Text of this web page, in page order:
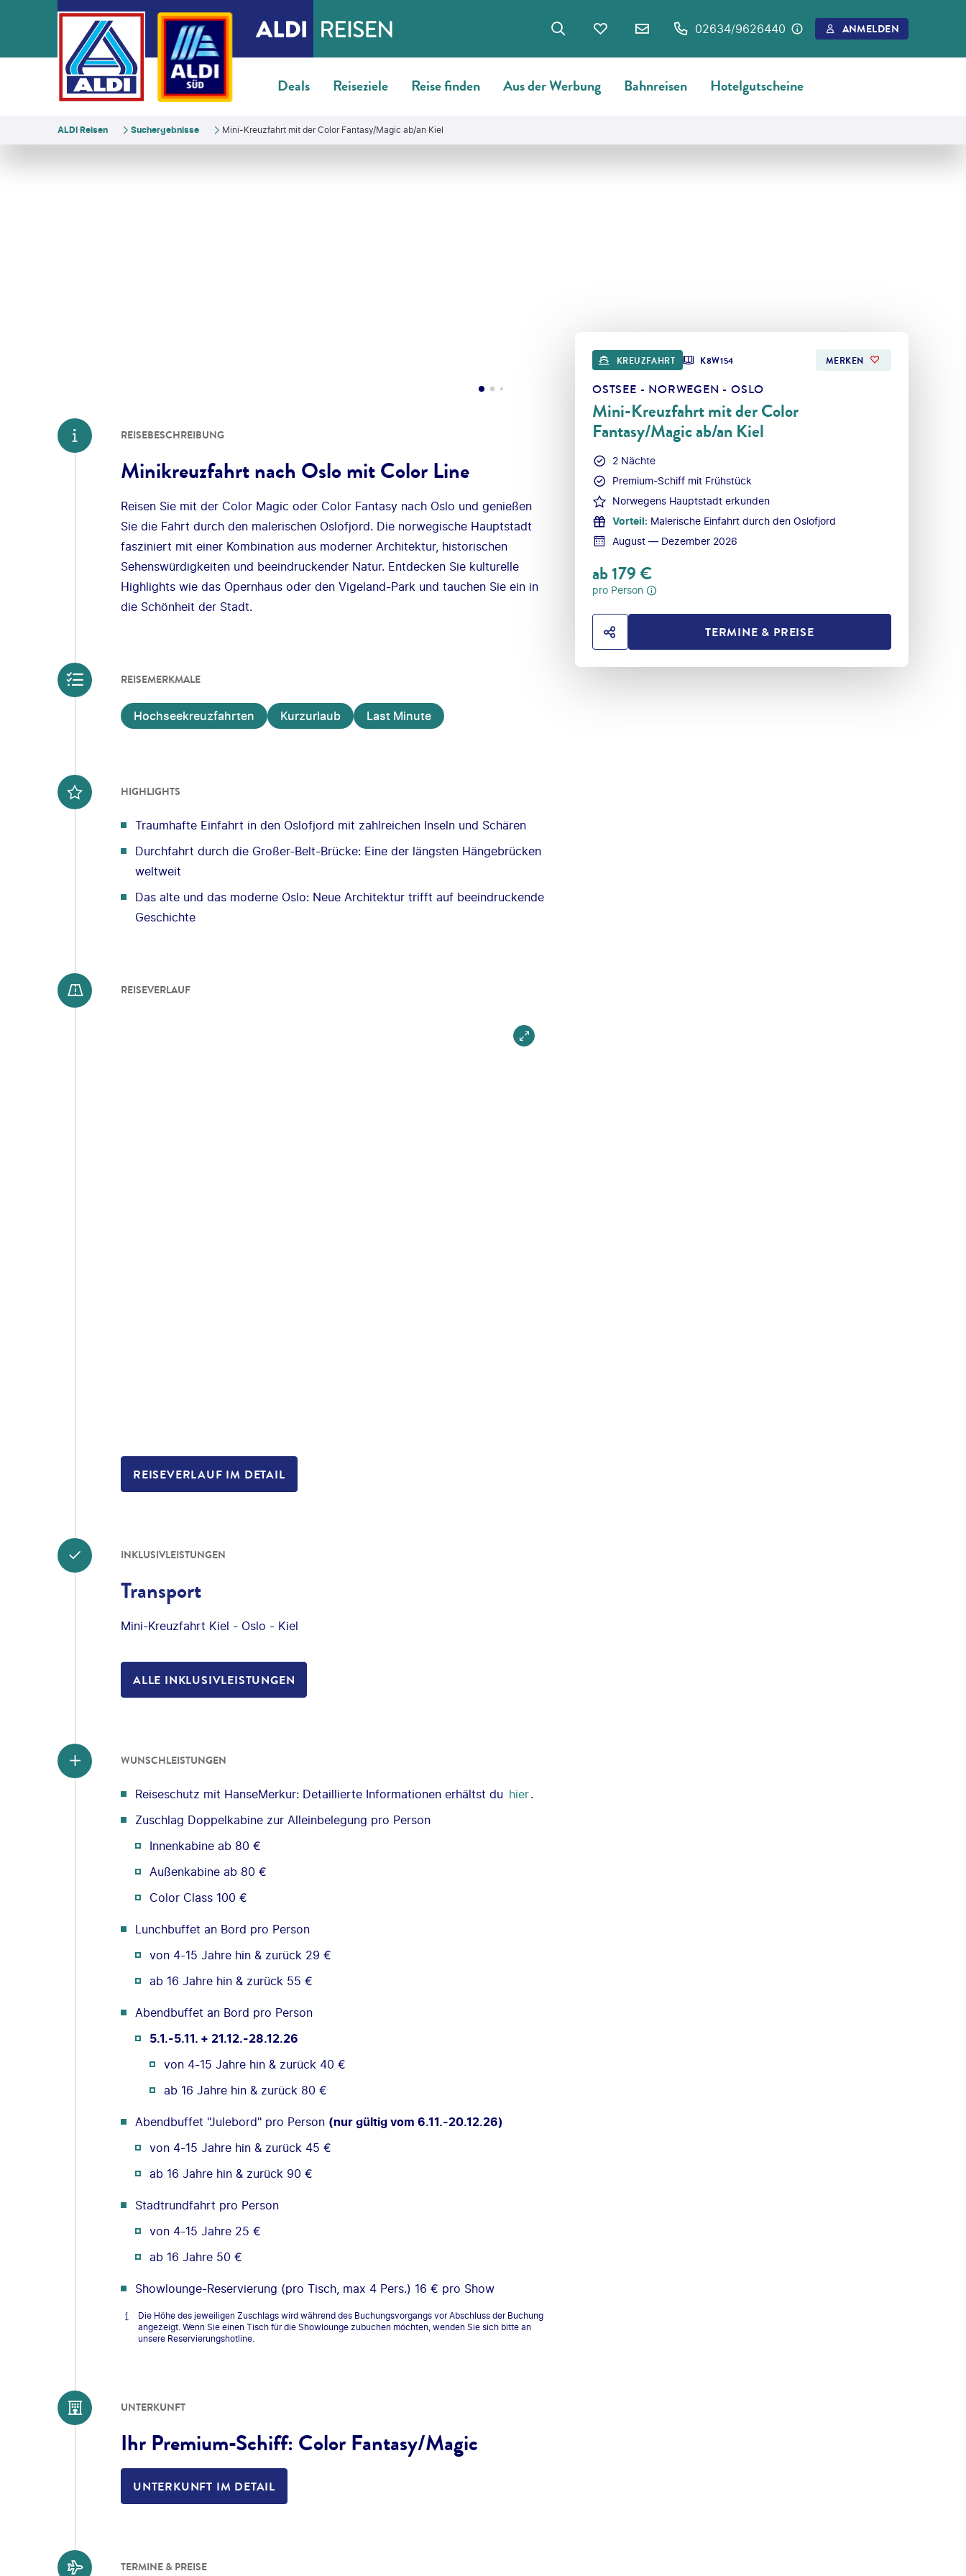
02634/9626440 ANMELDEN
Deals Reiseziele Reise finden Aus der Werbung Bahnreisen Hotelgutscheine
ALDI Reisen Suchergebnisse Mini-Kreuzfahrt mit der Color Fantasy/Magic ab/an Kiel
KREUZFAHRT K8W154 MERKEN
OSTSEE - NORWEGEN - OSLO
Mini-Kreuzfahrt mit der Color
Fantasy/Magic ab/an Kiel
2 Nächte
Premium-Schiff mit Frühstück
Norwegens Hauptstadt erkunden
Vorteil: Malerische Einfahrt durch den Oslofjord
August — Dezember 2026
ab179€
pro Person
TERMINE & PREISE
REISEBESCHREIBUNG
Minikreuzfahrt nach Oslo mit Color Line
Reisen Sie mit der Color Magic oder Color Fantasy nach Oslo und genießen
Sie die Fahrt durch den malerischen Oslofjord. Die norwegische Hauptstadt
fasziniert mit einer Kombination aus moderner Architektur, historischen
Sehenswürdigkeiten und beeindruckender Natur. Entdecken Sie kulturelle
Highlights wie das Opernhaus oder den Vigeland-Park und tauchen Sie ein in
die Schönheit der Stadt.
REISEMERKMALE
Hochseekreuzfahrten Kurzurlaub Last Minute
HIGHLIGHTS
Traumhafte Einfahrt in den Oslofjord mit zahlreichen Inseln und Schären
Durchfahrt durch die Großer-Belt-Brücke: Eine der längsten Hängebrücken
weltweit
Das alte und das moderne Oslo: Neue Architektur trifft auf beeindruckende
Geschichte
REISEVERLAUF
REISEVERLAUF IM DETAIL
INKLUSIVLEISTUNGEN
Transport
Mini-Kreuzfahrt Kiel - Oslo - Kiel
ALLE INKLUSIVLEISTUNGEN
WUNSCHLEISTUNGEN
Reiseschutz mit HanseMerkur: Detaillierte Informationen erhältst du hier .
Zuschlag Doppelkabine zur Alleinbelegung pro Person
Innenkabine ab 80 €
Außenkabine ab 80 €
Color Class 100 €
Lunchbuffet an Bord pro Person
von 4-15 Jahre hin & zurück 29 €
ab 16 Jahre hin & zurück 55 €
Abendbuffet an Bord pro Person
5.1.-5.11. + 21.12.-28.12.26
von 4-15 Jahre hin & zurück 40 €
ab 16 Jahre hin & zurück 80 €
Abendbuffet "Julebord" pro Person (nur gültig vom 6.11.-20.12.26)
von 4-15 Jahre hin & zurück 45 €
ab 16 Jahre hin & zurück 90 €
Stadtrundfahrt pro Person
von 4-15 Jahre 25 €
ab 16 Jahre 50 €
Showlounge-Reservierung (pro Tisch, max 4 Pers.) 16 € pro Show
Die Höhe des jeweiligen Zuschlags wird während des Buchungsvorgangs vor Abschluss der Buchung
angezeigt. Wenn Sie einen Tisch für die Showlounge zubuchen möchten, wenden Sie sich bitte an
unsere Reservierungshotline.
UNTERKUNFT
Ihr Premium-Schiff: Color Fantasy/Magic
UNTERKUNFT IM DETAIL
TERMINE & PREISE